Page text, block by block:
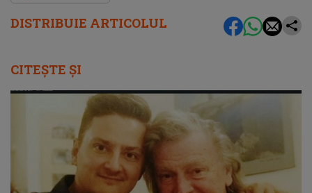
DISTRIBUIE ARTICOLUL
CITEȘTE ȘI